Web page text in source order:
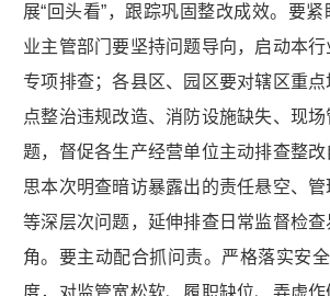
展“回头看”，跟踪巩固整改成效。要
业主管部门要坚持问题导向，启动本
专项排查；各县区、园区要对辖区重
点整治违规改造、消防设施缺失、现
题，督促各生产经营单位主动排查整
思本次明查暗访暴露出的责任悬空、
等深层次问题，延伸排查日常监督检
角。要主动配合抓问责。严格落实安全
度，对监管宽松软、履职缺位、弄虚